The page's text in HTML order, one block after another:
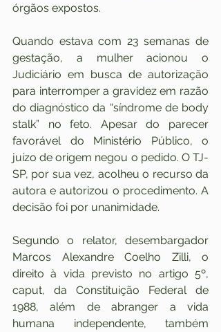
órgãos expostos.
Quando estava com 23 semanas de
gestação, a mulher acionou o
Judiciário em busca de autorização
para interromper a gravidez em razão
do diagnóstico da “síndrome de body
stalk” no feto. Apesar do parecer
favorável do Ministério Público, o
juízo de origem negou o pedido. O TJ-
SP, por sua vez, acolheu o recurso da
autora e autorizou o procedimento. A
decisão foi por unanimidade.
Segundo o relator, desembargador
Marcos Alexandre Coelho Zilli, o
direito à vida previsto no artigo 5º,
caput, da Constituição Federal de
1988, além de abranger a vida
humana independente, também